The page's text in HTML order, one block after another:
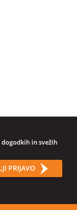
in svežih
PRIJAVO